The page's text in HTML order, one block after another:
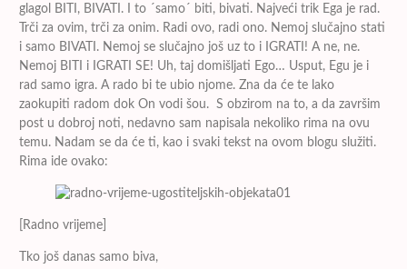
glagol BITI, BIVATI. I to ´samo´ biti, bivati. Najveći trik Ega je rad.
Trči za ovim, trči za onim. Radi ovo, radi ono. Nemoj slučajno stati
i samo BIVATI. Nemoj se slučajno još uz to i IGRATI! A ne, ne.
Nemoj BITI i IGRATI SE! Uh, taj domišljati Ego… Usput, Egu je i
rad samo igra. A rado bi te ubio njome. Zna da će te lako
zaokupiti radom dok On vodi šou. S obzirom na to, a da završim
post u dobroj noti, nedavno sam napisala nekoliko rima na ovu
temu. Nadam se da će ti, kao i svaki tekst na ovom blogu služiti.
Rima ide ovako:
[Radno vrijeme]
Tko još danas samo biva,